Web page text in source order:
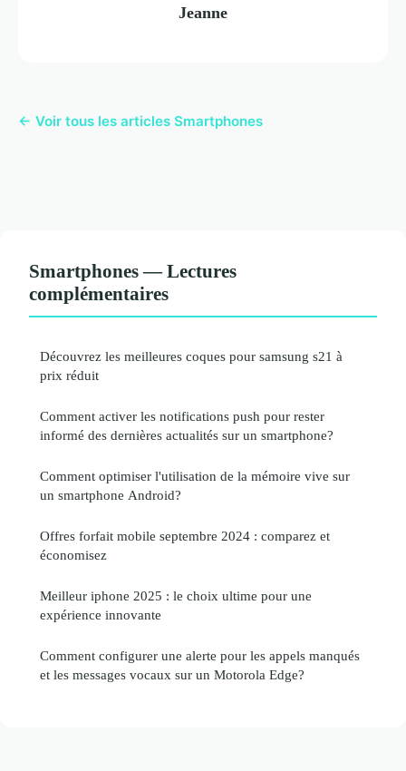
Jeanne
← Voir tous les articles Smartphones
Smartphones — Lectures
complémentaires
Découvrez les meilleures coques pour samsung s21 à
prix réduit
Comment activer les notifications push pour rester
informé des dernières actualités sur un smartphone?
Comment optimiser l'utilisation de la mémoire vive sur
un smartphone Android?
Offres forfait mobile septembre 2024 : comparez et
économisez
Meilleur iphone 2025 : le choix ultime pour une
expérience innovante
Comment configurer une alerte pour les appels manqués
et les messages vocaux sur un Motorola Edge?